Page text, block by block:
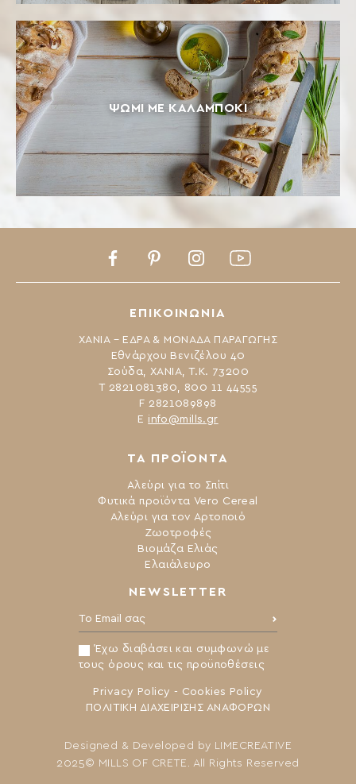
ΨΩΜΊ ΜΕ ΚΑΛΑΜΠΌΚΙ
NEWSLETTER
Το Email σας:
Έχω διαβάσει και συμφωνώ με
τους όρους και τις προϋποθέσεις
Privacy Policy - Cookies Policy
ΠΟΛΙΤΙΚΗ ΔΙΑΧΕΙΡΙΣΗΣ ΑΝΑΦΟΡΩΝ
ΤΑ ΠΡΟΪΟΝΤΑ
Αλεύρι για το Σπίτι
Φυτικά προϊόντα Vero Cereal
Αλεύρι για τον Αρτοποιό
Ζωοτροφές
Βιομάζα Ελιάς
Ελαιάλευρο
ΕΠΙΚΟΙΝΩΝΙΑ
ΧΑΝΙΑ – ΕΔΡΑ & ΜΟΝΑΔΑ ΠΑΡΑΓΩΓΗΣ
Εθνάρχου Βενιζέλου 40
Σούδα, ΧΑΝΙΑ, Τ.Κ. 73200
Τ 2821081380, 800 11 44555
F 2821089898
Ε info@mills.gr
FacebookPinterestInstagramYoutube
2025© MILLS OF CRETE. All Rights Reserved
Designed & Developed by LIMECREATIVE